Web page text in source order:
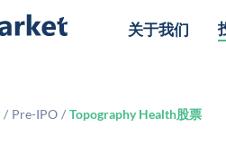
关于我们
/ Pre-IPO / Topography Health股票